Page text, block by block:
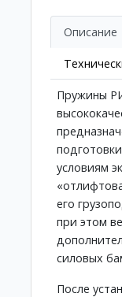
Описание
Пружины
условиям
его
при этом
силовых
После